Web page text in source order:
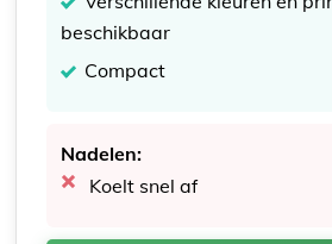
beschikbaar
Compact
Nadelen:
Koelt snel af